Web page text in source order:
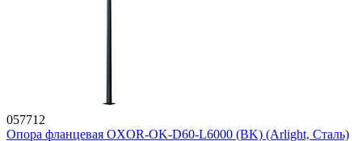
057712
Опора фланцевая OXOR-OK-D60-L6000 (BK) (Arlight, Сталь)